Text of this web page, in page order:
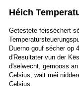
Héich
Getestete feisséchert
Duerno gouf sécher op
d'Resultater vun der
d'selwecht, gemooss
Celsius, wäit méi
Celsius.